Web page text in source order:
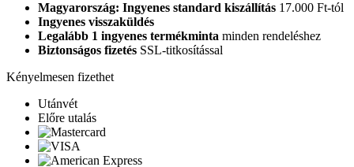
Magyarország: Ingyenes standard kiszállítás 17.000 Ft-tól
Ingyenes visszaküldés
Legalább 1 ingyenes termékminta minden rendeléshez
Biztonságos fizetés SSL-titkosítással
Kényelmesen fizethet
Utánvét
Előre utalás